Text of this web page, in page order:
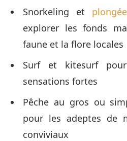
Snorkeling et
explorer les fonds
faune et la flore locales
Surf et kitesurf
sensations fortes
Pêche au gros ou
pour les adeptes de
conviviaux